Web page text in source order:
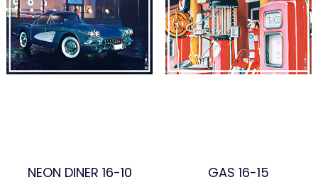
NEON DINER 16-10 GAS 16-15